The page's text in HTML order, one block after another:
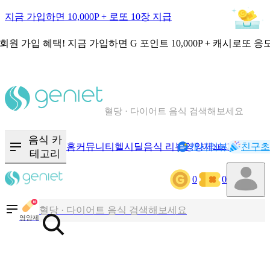
지금 가입하면 10,000P + 로또 10장 지급
원 가입 혜택! 지금 가입하면 G 포인트 10,000P + 캐시로또 응
혈당 · 다이어트 음식 검색해보세요
음식 카
테고리
홈커뮤니티 헬시딜음식 리뷰영양제NEW기록
캐시리뷰 친구
0 0
영양제
칼로리와 영양성분을 검색해보세요
혈당 · 다이어트 음식 검색해보세요
음식 · 영양제 리뷰를 찾아보세요